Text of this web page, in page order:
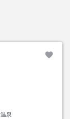
温泉